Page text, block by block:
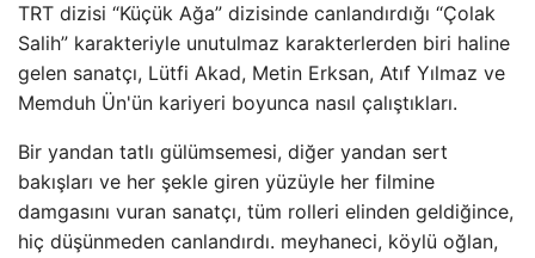
TRT dizisi “Küçük Ağa” dizisinde canlandırdığı “Çolak
Salih” karakteriyle unutulmaz karakterlerden biri haline
gelen sanatçı, Lütfi Akad, Metin Erksan, Atıf Yılmaz ve
Memduh Ün'ün kariyeri boyunca nasıl çalıştıkları.
Bir yandan tatlı gülümsemesi, diğer yandan sert
bakışları ve her şekle giren yüzüyle her filmine
damgasını vuran sanatçı, tüm rolleri elinden geldiğince,
hiç düşünmeden canlandırdı. meyhaneci, köylü oğlan,